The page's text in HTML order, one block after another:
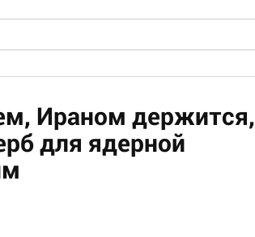
Ираном держится,
для ядерной